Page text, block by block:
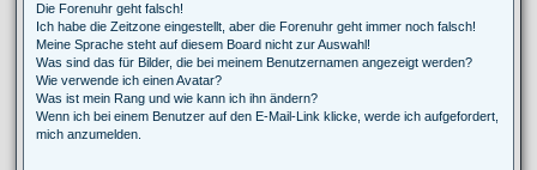
Die Forenuhr geht falsch!
Ich habe die Zeitzone eingestellt, aber die Forenuhr geht immer noch falsch!
Meine Sprache steht auf diesem Board nicht zur Auswahl!
Was sind das für Bilder, die bei meinem Benutzernamen angezeigt werden?
Wie verwende ich einen Avatar?
Was ist mein Rang und wie kann ich ihn ändern?
Wenn ich bei einem Benutzer auf den E-Mail-Link klicke, werde ich aufgefordert,
mich anzumelden.